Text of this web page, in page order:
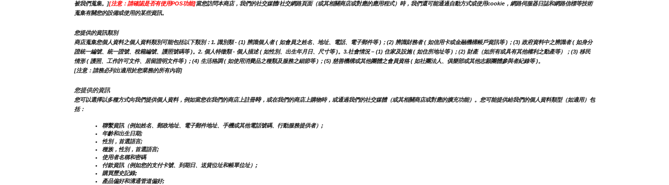
被我們蒐集。][注意：請確認是否有使用POS功能]當您訪問本商店，我們的社交媒體/社交網路頁面（或其相關商店或對應的應用程式）時，我們還可能通過自動方式或使用cookie，網路伺服器日誌和網路信標等技術
蒐集有關您的設備或使用的某些資訊。
您提供的資訊類別
商店蒐集您個人資料之個人資料類別可能包括以下類別：1. 識別類 - (1) 辨識個人者 ( 如會員之姓名、地址、電話、電子郵件等 )；(2) 辨識財務者 ( 如信用卡或金融機構帳戶資訊等 )；(3) 政府資料中之辨識者 ( 如身分
證統一編號、統一證號、稅籍編號、護照號碼等 )。2. 個人特徵類 - 個人描述 ( 如性別、出生年月日、尺寸等 )。3.社會情況 – (1) 住家及設施 ( 如住所地址等 )；(2) 財產（如所有或具有其他權利之動產等）；(3) 移民
情形 ( 護照、工作許可文件、居留證明文件等 )；(4) 生活格調 ( 如使用消費品之種類及服務之細節等 )；(5) 慈善機構或其他團體之會員資格 ( 如社團法人、俱樂部或其他志願團體參與者紀錄等 )。
[注意：請務必列出適用於您業務的所有內容]
您提供的資訊
您可以選擇以多種方式向我們提供個人資料，例如當您在我們的商店上註冊時，或在我們的商店上購物時，或通過我們的社交媒體（或其相關商店或對應的擴充功能）。您可能提供給我們的個人資料類型（如適用）包
括：
聯繫資訊（例如姓名、郵政地址、電子郵件地址、手機或其他電話號碼、行動服務提供者）;
年齡和出生日期;
性別，首選語言;
種族，性別，首選語言;
使用者名稱和密碼
付款資訊（例如您的支付卡號、到期日、送貨位址和帳單位址）;
購買歷史記錄;
產品偏好和溝通管道偏好;